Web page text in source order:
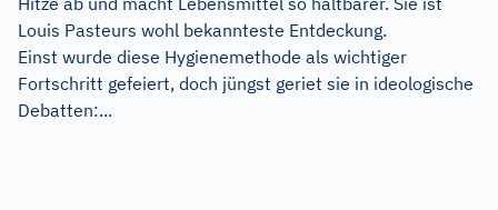
Louis Pasteurs wohl bekannteste Entdeckung.
Einst wurde diese Hygienemethode als wichtiger
Fortschritt gefeiert, doch jüngst geriet sie in ideologische
Debatten:...